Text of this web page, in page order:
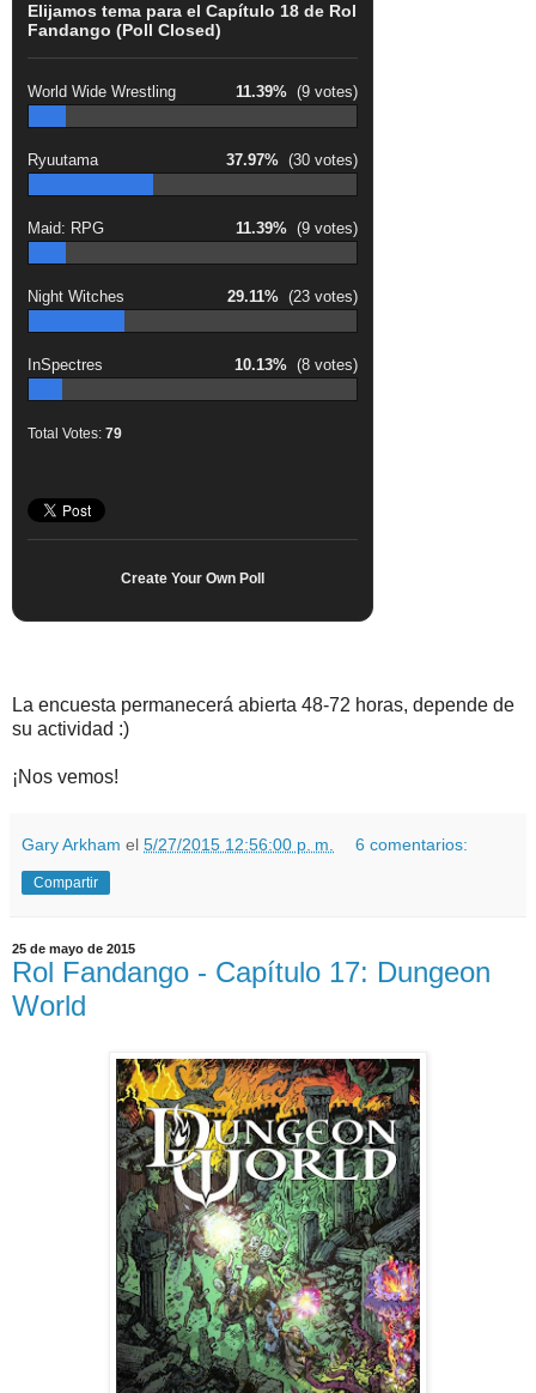
Elijamos tema para el Capítulo 18 de Rol
Fandango (Poll Closed)
World Wide Wrestling 11.39% (9 votes)
Ryuutama 37.97% (30 votes)
Maid: RPG 11.39% (9 votes)
Night Witches 29.11% (23 votes)
InSpectres 10.13% (8 votes)
Total Votes: 79
Create Your Own Poll
La encuesta permanecerá abierta 48-72 horas, depende de
su actividad :)
¡Nos vemos!
Gary Arkham el 5/27/2015 12:56:00 p. m. 6 comentarios:
Compartir
25 de mayo de 2015
Rol Fandango - Capítulo 17: Dungeon
World